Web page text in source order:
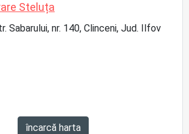
Steluța
Sabarului, nr. 140, Clinceni, Jud. Ilfov
încarcă harta